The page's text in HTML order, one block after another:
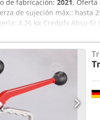
de fabricación: 2021, Oferta
de sujeción máx.: hasta
4,26 kg Credpfx Absu
carga, transporte
de leasing